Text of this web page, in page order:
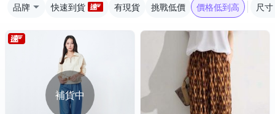
品牌 快速到貨 有現貨 挑戰低價 價格低到高 尺寸
補貨中